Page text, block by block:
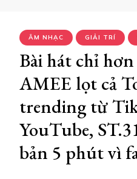
ÂM NHẠC GIẢI TRÍ
Bài hát chỉ
AMEE lọt cả
trending từ
YouTube,
bản 5 phút vì